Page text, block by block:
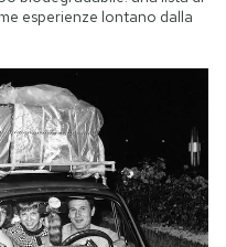
esperienze lontano dalla